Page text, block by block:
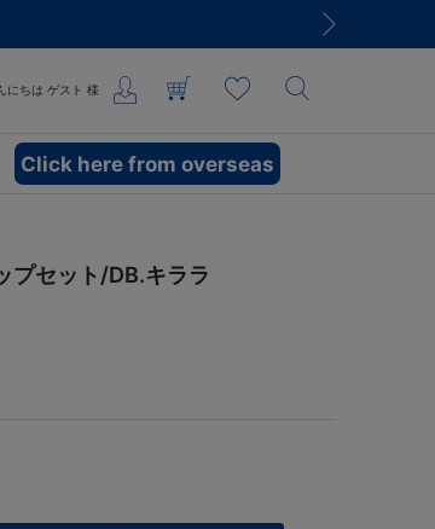
にちは ゲスト 様
Click here from overseas
プセット/DB.キララ